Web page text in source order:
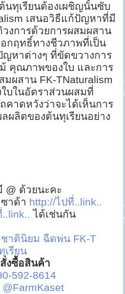
ทุเรียนต้องเผชิญนั้นซับ
เสนอวิธีแก้ปัญหาที่มี
งการด้วยการผสมผสาน
กฤทธิ์ทางชีวภาพที่เป็น
หาต่างๆ ที่ขัดขวางการ
คุณภาพของใบ และการ
ผสาน FK-TNaturalism
บในอัตราส่วนผสมที่
คาดหวังว่าจะได้เห็นการ
ผลิตของต้นทุเรียนอย่าง
@ ด้วยนะคะ
าด้า http://ไปที่..link..
ได้เช่นกัน
ชาตินิยม ฉีดพ่น FK-T
เรียน
งซื้อสินค้า
592-8614
@FarmKaset